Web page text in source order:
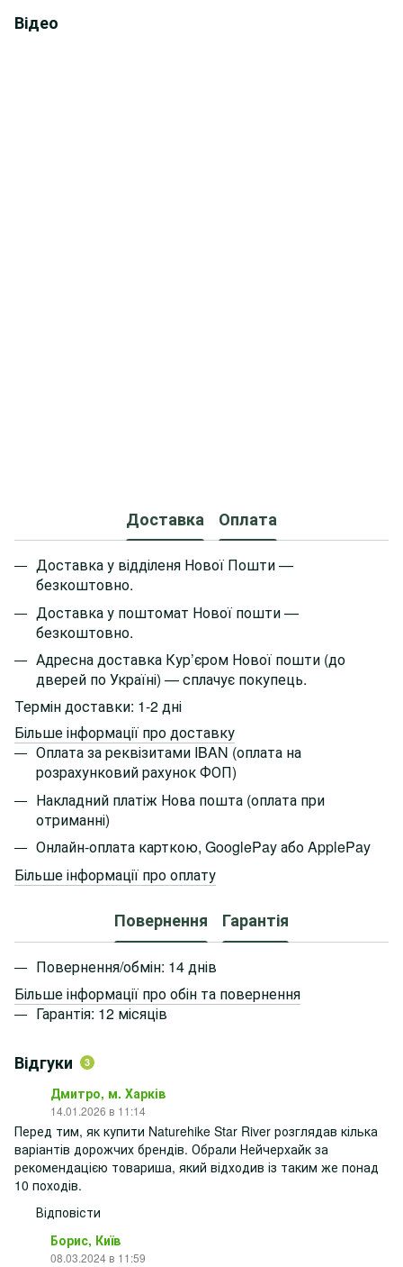
Відео
Доставка Оплата
Доставка у відділеня Нової Пошти —
безкоштовно.
Доставка у поштомат Нової пошти —
безкоштовно.
Адресна доставка Кур’єром Нової пошти (до
дверей по Україні) — сплачує покупець.
Термін доставки: 1-2 дні
Більше інформації про доставку
Оплата за реквізитами IBAN (оплата на
розрахунковий рахунок ФОП)
Накладний платіж Нова пошта (оплата при
отриманні)
Онлайн-оплата карткою, GooglePay або ApplePay
Більше інформації про оплату
Повернення Гарантія
Повернення/обмін: 14 днів
Більше інформації про обін та повернення
Гарантія: 12 місяців
Відгуки 3
Дмитро, м. Харків
14.01.2026 в 11:14
Перед тим, як купити Naturehike Star River розглядав кілька
варіантів дорожчих брендів. Обрали Нейчерхайк за
рекомендацією товариша, який відходив із таким же понад
10 походів.
Відповісти
Борис, Київ
08.03.2024 в 11:59